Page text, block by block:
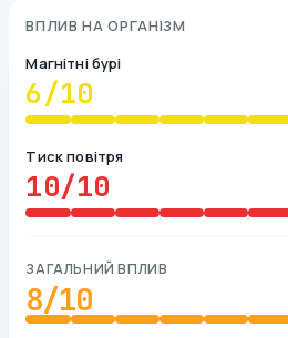
ВПЛИВ НА ОРГАНІЗМ
Магнітні бурі
6/10
Тиск повітря
10/10
ЗАГАЛЬНИЙ ВПЛИВ
8/10